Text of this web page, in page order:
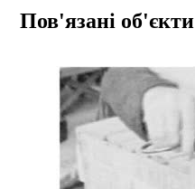
Пов'язані об'єкти